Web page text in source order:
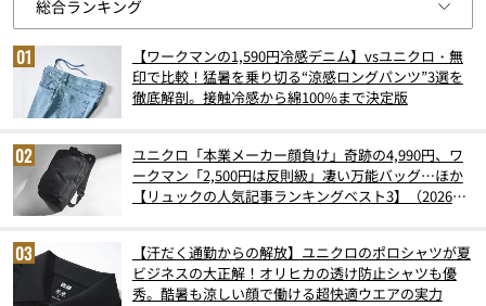
【ワークマンの1,590円冷感デニム】vsユニクロ・無
印で比較！猛暑を乗り切る“涼感ロングパンツ”3選を
徹底解剖。接触冷感から綿100%まで決定版
ユニクロ「本業メーカー顔負け」奇跡の4,990円、ワ
ークマン「2,500円は反則級」凄い万能バッグ…ほか
【リュックの人気記事ランキングベスト3】（2026年
【汗だく通勤からの解放】ユニクロのポロシャツが夏
ビジネスの大正解！オリヒカの透け防止シャツも優
秀。酷暑も涼しい顔で働ける超快適ウエアの実力